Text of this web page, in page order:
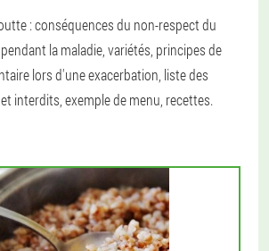
: conséquences du non-respect du
la maladie, variétés, principes de
lors d'une exacerbation, liste des
interdits, exemple de menu, recettes.